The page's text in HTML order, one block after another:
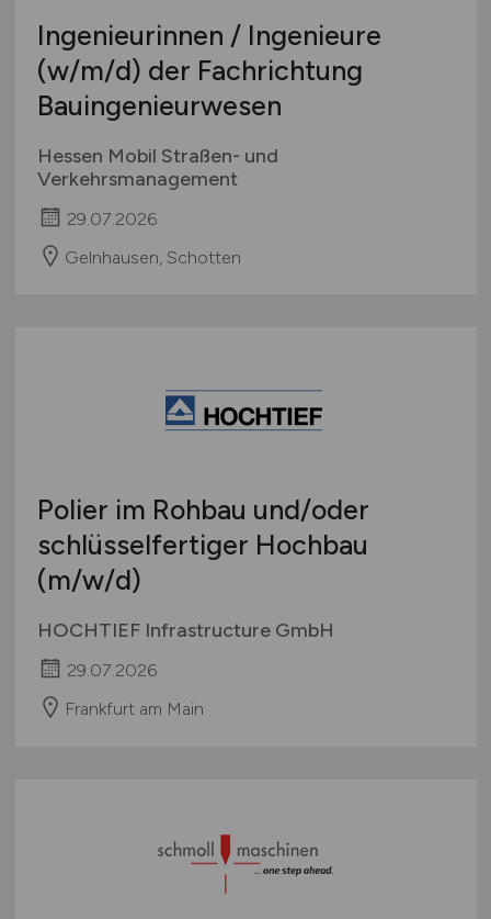
Ingenieurinnen / Ingenieure
(w/m/d) der Fachrichtung
Bauingenieurwesen
Hessen Mobil Straßen- und
Verkehrsmanagement
29.07.2026
Gelnhausen, Schotten
Polier im Rohbau und/oder
schlüsselfertiger Hochbau
(m/w/d)
HOCHTIEF Infrastructure GmbH
29.07.2026
Frankfurt am Main